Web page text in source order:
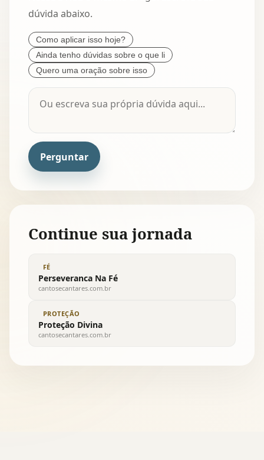
dúvida abaixo.
Como aplicar isso hoje?
Ainda tenho dúvidas sobre o que li
Quero uma oração sobre isso
Perguntar
Continue sua jornada
FÉ
Perseveranca Na Fé
cantosecantares.com.br
PROTEÇÃO
Proteção Divina
cantosecantares.com.br